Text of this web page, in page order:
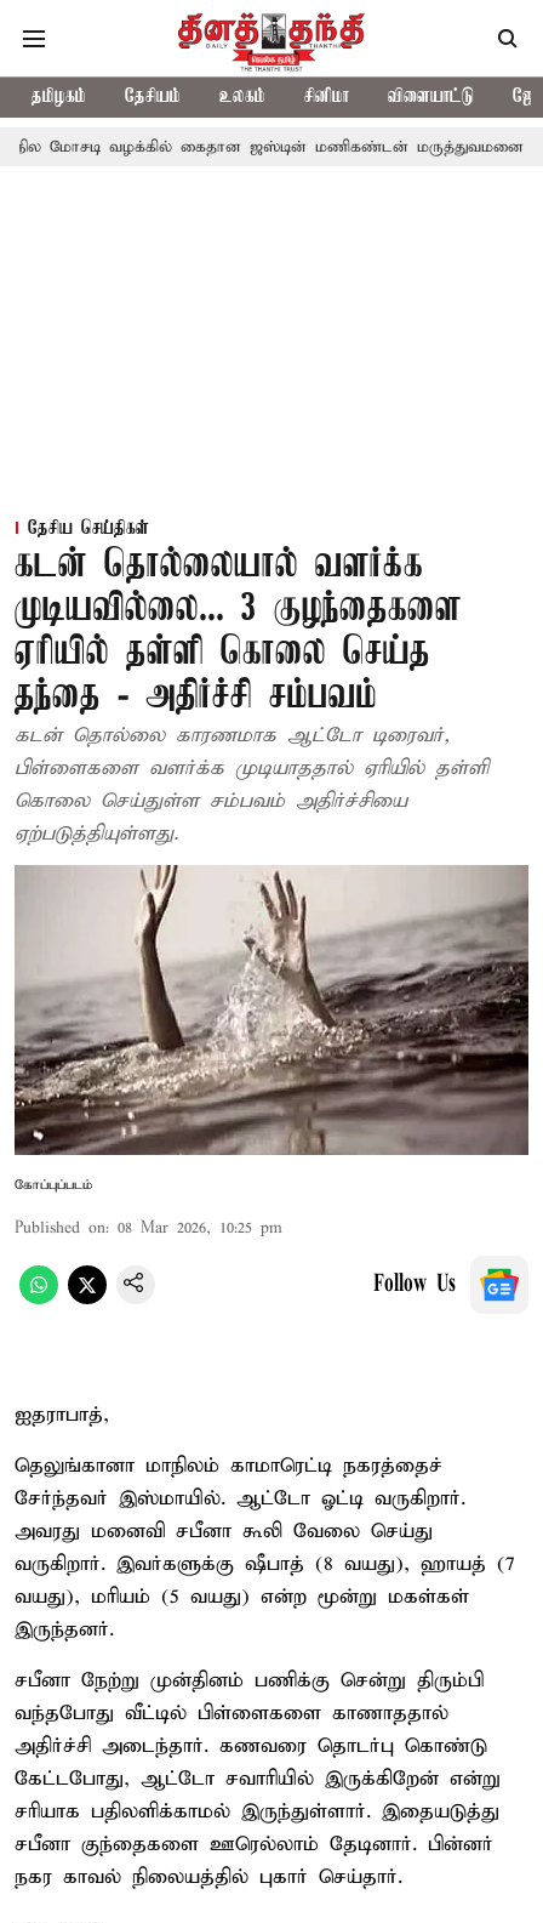
தமிழகம் தேசியம் உலகம் சினிமா விளையாட்டு
வழக்கில் கைதான ஜஸ்டின் மணிகண்டன் மருத்துவமனையில் அனுமதி
தேசிய செய்திகள்
கடன் தொல்லையால் வளர்க்க
முடியவில்லை... 3 குழந்தைகளை
ஏரியில் தள்ளி கொலை செய்த
தந்தை - அதிர்ச்சி சம்பவம்
கடன் தொல்லை காரணமாக ஆட்டோ டிரைவர்,
பிள்ளைகளை வளர்க்க முடியாததால் ஏரியில் தள்ளி
கொலை செய்துள்ள சம்பவம் அதிர்ச்சியை
ஏற்படுத்தியுள்ளது.
கோப்புப்படம்
Published on: 08 Mar 2026, 10:25 pm
Follow Us
ஐதராபாத்,
தெலுங்கானா மாநிலம் காமாரெட்டி நகரத்தைச்
சேர்ந்தவர் இஸ்மாயில். ஆட்டோ ஓட்டி வருகிறார்.
அவரது மனைவி சபீனா கூலி வேலை செய்து
வருகிறார். இவர்களுக்கு ஷீபாத் (8 வயது), ஹாயத் (7
வயது), மரியம் (5 வயது) என்ற மூன்று மகள்கள்
இருந்தனர்.
சபீனா நேற்று முன்தினம் பணிக்கு சென்று திரும்பி
வந்தபோது வீட்டில் பிள்ளைகளை காணாததால்
அதிர்ச்சி அடைந்தார். கணவரை தொடர்பு கொண்டு
கேட்டபோது, ஆட்டோ சவாரியில் இருக்கிறேன் என்று
சரியாக பதிலளிக்காமல் இருந்துள்ளார். இதையடுத்து
சபீனா குந்தைகளை ஊரெல்லாம் தேடினார். பின்னர்
நகர காவல் நிலையத்தில் புகார் செய்தார்.